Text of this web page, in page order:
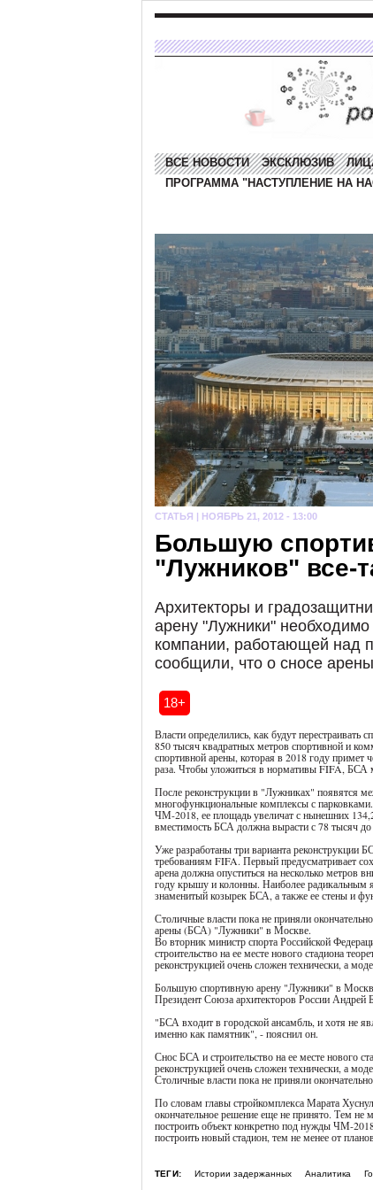
ВСЕ НОВОСТИ ЭКСКЛЮЗИВ
ПРОГРАММА "НАСТУПЛЕНИЕ НА
СТАТЬЯ | НОЯБРЬ 21, 2012 - 13:00
Большую
"Лужников" все-
Архитекторы и
арену "Лужники" необходимо
компании, работающей над
сообщили, что о сносе
18+
Власти определились, как будут
850 тысяч квадратных метров спортивной и
спортивной арены, которая в 2018 году примет
раза. Чтобы уложиться в нормативы FIFA, БСА
После реконструкции в "Лужниках" появятся
многофункциональные комплексы с
ЧМ-2018, ее площадь увеличат с нынешних
вместимость БСА должна вырасти с 78 тысяч
Уже разработаны три варианта реконструкции
требованиям FIFA. Первый предусматривает
арена должна опуститься на несколько метров
году крышу и колонны. Наиболее радикальным
знаменитый козырек БСА, а также ее стены и
Столичные власти пока не приняли
арены (БСА) "Лужники" в Москве.
Во вторник министр спорта Российской
строительство на ее месте нового стадиона
реконструкцией очень сложен технически, а
Большую спортивную арену "Лужники" в Москве
Президент Союза архитекторов России Андрей
"БСА входит в городской ансамбль, и хотя не
именно как памятник", - пояснил он.
Снос БСА и строительство на ее месте нового
реконструкцией очень сложен технически, а
Столичные власти пока не приняли
По словам главы стройкомплекса Марата
окончательное решение еще не принято. Тем не
построить объект конкретно под нужды ЧМ-
построить новый стадион, тем не менее от
ТЕГИ: Истории задержанных Аналитика